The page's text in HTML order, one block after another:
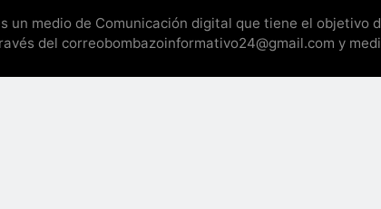
un medio de Comunicación digital que tiene el
del correobombazoinformativo24@gmail.com y